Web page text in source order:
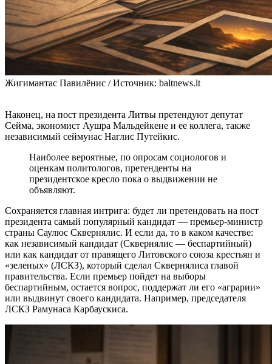
Жигимантас Павилёнис / Источник: baltnews.lt
Наконец, на пост президента Литвы претендуют депутат
Сейма, экономист Аушра Мальдейкене и ее коллега, также
независимый сеймунас Наглис Путейкис.
Наиболее вероятные, по опросам социологов и
оценкам политологов, претенденты на
президентское кресло пока о выдвижении не
объявляют.
Сохраняется главная интрига: будет ли претендовать на пост
президента самый популярный кандидат — премьер-министр
страны Саулюс Сквернялис. И если да, то в каком качестве:
как независимый кандидат (Сквернялис — беспартийный)
или как кандидат от правящего Литовского союза крестьян и
«зеленых» (ЛСКЗ), который сделал Сквернялиса главой
правительства. Если премьер пойдет на выборы
беспартийным, остается вопрос, поддержат ли его «аграрии»
или выдвинут своего кандидата. Например, председателя
ЛСКЗ Рамунаса Карбаускиса.